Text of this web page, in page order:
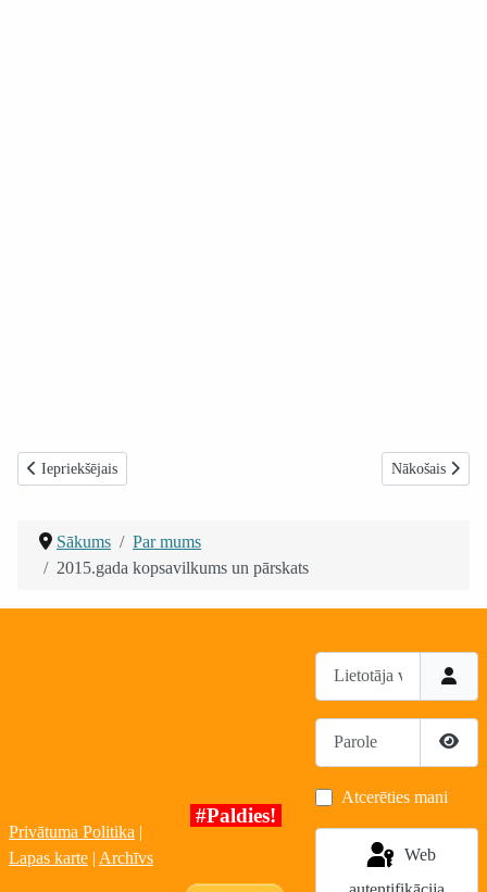
Iepriekšējais raksts: 2016.gada kopsavilkums un pārskats
Iepriekšējais Nākamais
Nākošais
Sākums
Par mums
2015.gada kopsavilkums un pārskats
Privātuma Politika |
Lapas karte | Archīvs
#Paldies!
Atcerēties mani